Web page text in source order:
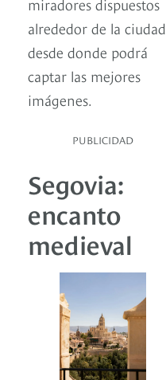
alrededor de la ciudad,
desde donde podrá
captar las mejores
imágenes.
PUBLICIDAD
Segovia:
encanto
medieval